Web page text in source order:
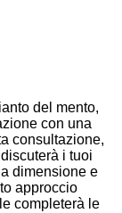
del mento,
con una
consultazione,
i tuoi
dimensione e
approccio
completerà le